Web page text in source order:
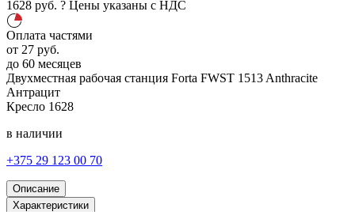
1628 руб. ? Цены указаны с НДС
Оплата частями
от 27 руб.
до 60 месяцев
Двухместная рабочая станция Forta FWST 1513 Anthracite
Антрацит
Кресло 1628
в наличии
+375 29 123 00 70
Описание
Характеристики